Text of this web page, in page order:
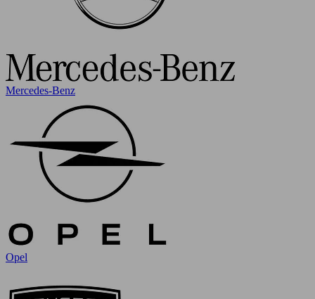
Mercedes-Benz
Opel